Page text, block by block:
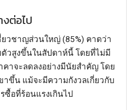
ต่อไป
ยวชาญส่วนใหญ่ (85%) คาดว่า
ตัวสูงขึ้นในสัปดาห์นี้ โดยที่ไม่มี
าจะลดลงอย่างมีนัยสำคัญ โดย
ขึ้น แม้จะมีความกังวลเกี่ยวกับ
ซื้อที่ร้อนแรงเกินไป